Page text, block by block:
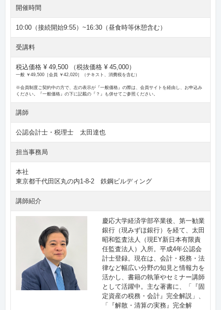
開催時間
10:00（接続開始9:55）~16:30（昼食時等休憩含む）
受講料
税込価格 ¥ 49,500 （税抜価格 ¥ 45,000）
一般 ￥49,500［会員 ￥42,020］（テキスト、消費税を含む）
※会員制度ご契約中の方で、左の表示が『一般価格』の際は、会員サイトを経由し、お申込み
ください。『一般価格』の下に記載の『？』も併せてご参照ください。
講師
公認会計士・税理士 太田達也
担当事務局
本社
東京都千代田区丸の内1-8-2 鉄鋼ビルディング
講師紹介
慶応大学経済学部卒業後、第一勧業
銀行（現みずほ銀行）を経て、太田
昭和監査法人（現EY新日本有限責
任監査法人）入所。平成4年公認会
計士登録。現在は、会計・税務・法
律など幅広い分野の知見と情報力を
活かし、書籍の執筆やセミナー講師
として活躍中。主な著書に、「『固
定資産の税務・会計』完全解説」、
「『解散・清算の実務』完全解